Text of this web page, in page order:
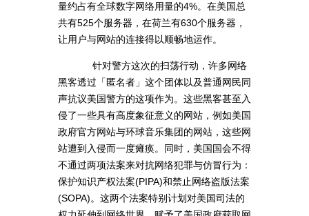
量约占有全球数字网络用量的4%。在美国总
共有525个服务器，在荷兰有630个服务器，
让用户与网站的连接得以顺畅地运作。
针对警方这次的扫荡行动，许多网络
黑客透过「匿名者」这个团体以及普通网民同
声抗议美国警方的这项作为。这些黑客甚至入
侵了一些具有高度象征意义的网站，例如美国
政府官方网站与环球音乐集团的网站，这些网
站遭到入侵而一度瘫痪。同时，美国国会不得
不通过两项法案来对抗网络犯罪与仿冒行为：
保护知识产权法案(PIPA)和禁止网络盗版法案
(SOPA)。这两个法案特别计划对美国司法的